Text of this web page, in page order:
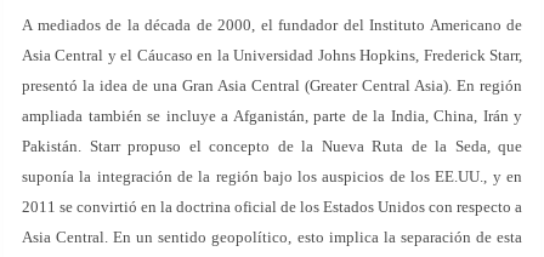
A mediados de la década de 2000, el fundador del Instituto Americano de
Asia Central y el Cáucaso en la Universidad Johns Hopkins, Frederick Starr,
presentó la idea de una Gran Asia Central (Greater Central Asia). En región
ampliada también se incluye a Afganistán, parte de la India, China, Irán y
Pakistán. Starr propuso el concepto de la Nueva Ruta de la Seda, que
suponía la integración de la región bajo los auspicios de los EE.UU., y en
2011 se convirtió en la doctrina oficial de los Estados Unidos con respecto a
Asia Central. En un sentido geopolítico, esto implica la separación de esta